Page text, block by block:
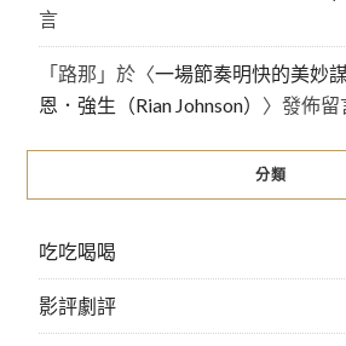
言
「路那 」於〈一場節奏明快的美妙
恩．強生（Rian Johnson） 〉發佈留
分類
吃吃喝喝
影評劇評